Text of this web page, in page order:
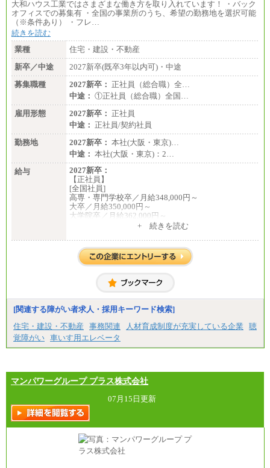
大和ハウス工業ではさまざまな働き方を取り入れています！ ・バック
オフィスでの募集有 ・全国の事業所のうち、希望の勤務地を選択可能
（※条件あり） ・フレ…
続きを読む
業種
住宅・建設・不動産
新卒／中途
2027新卒(既卒3年以内可)・中途
募集職種
2027新卒： 正社員（総合職）全…
中途： ①正社員（総合職）全国…
雇用形態
2027新卒： 正社員
中途： 正社員/契約社員
勤務地
2027新卒： 本社(大阪・東京)…
中途： 本社(大阪・東京)：2…
給与
2027新卒：
【正社員】
[全国社員]
高専・専門学校卒／月給348,000円～
大卒／月給350,000円～
大学院卒／月給362,000円～
[地域社員]月給295,000円～
【正社員】
[全国社員]月給348,000円～
[地域社員]月給295,000円～
【契約社員】月給200,000円～
+ 続きを読む
[関連する障がい者求人・採用キーワード検索]
住宅・建設・不動産
事務関連 人材育成制度が充実している企業
聴
覚障がい 車いす用エレベータ
マンパワーグループ プラス株式会社
07月15日更新